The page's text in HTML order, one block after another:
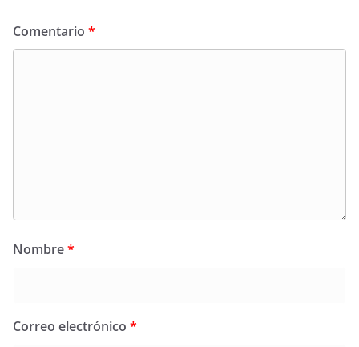
Comentario *
Nombre*
Correo electrónico *